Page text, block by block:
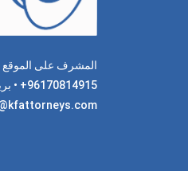
المشرف على الموقع